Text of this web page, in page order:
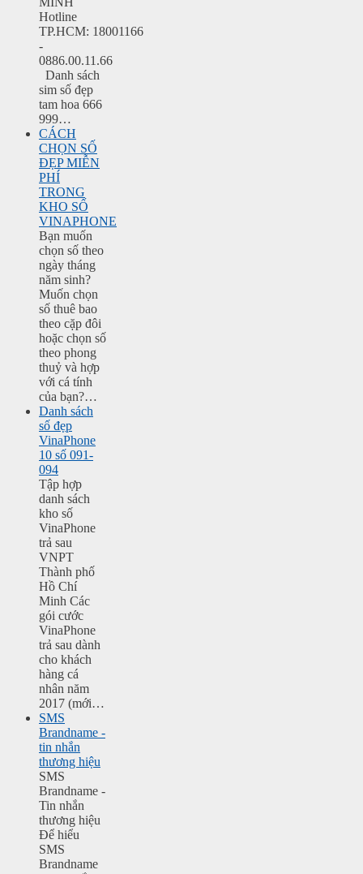
Hotline
TP.HCM: 18001166
-
0886.00.11.66
Danh sách
sim số đẹp
tam hoa 666
999…
CÁCH
CHỌN SỐ
ĐẸP MIỄN
PHÍ
TRONG
KHO SỐ
VINAPHONE
Bạn muốn
chọn số theo
ngày tháng
năm sinh?
Muốn chọn
số thuê bao
theo cặp đôi
hoặc chọn số
theo phong
thuỷ và hợp
với cá tính
của bạn?…
Danh sách
số đẹp
VinaPhone
10 số 091-
094
Tập hợp
danh sách
kho số
VinaPhone
trả sau
VNPT
Thành phố
Hồ Chí
Minh Các
gói cước
VinaPhone
trả sau dành
cho khách
hàng cá
nhân năm
2017 (mới…
SMS
Brandname -
tin nhắn
thương hiệu
SMS
Brandname -
Tin nhắn
thương hiệu
Để hiểu
SMS
Brandname